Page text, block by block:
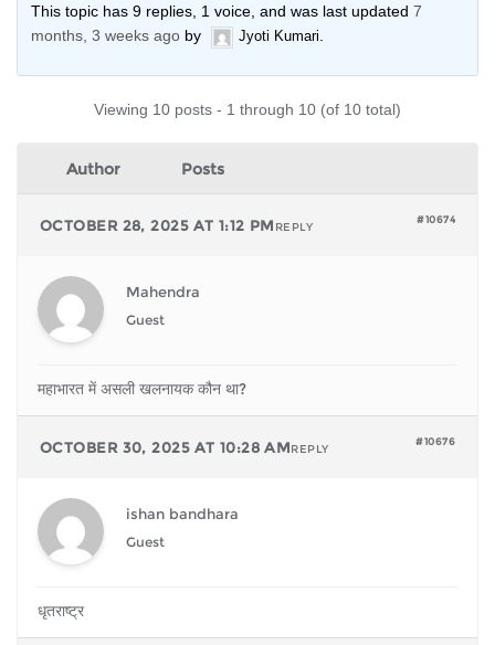
This topic has 9 replies, 1 voice, and was last updated 7
months, 3 weeks ago by Jyoti Kumari.
Viewing 10 posts - 1 through 10 (of 10 total)
Author Posts
OCTOBER 28, 2025 AT 1:12 PM #10674
REPLY
Mahendra
Guest
महाभारत में असली खलनायक कौन था?
OCTOBER 30, 2025 AT 10:28 AM #10676
REPLY
ishan bandhara
Guest
धृतराष्ट्र